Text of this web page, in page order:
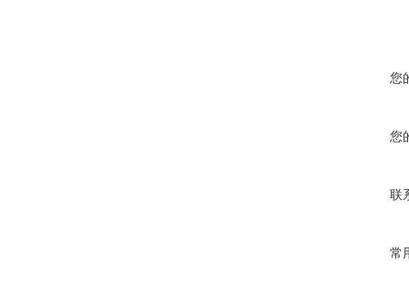
您
您
联
常